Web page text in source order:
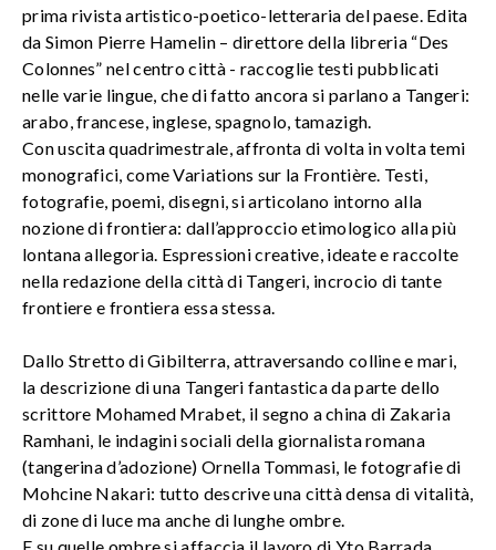
prima rivista artistico-poetico-letteraria del paese. Edita
da Simon Pierre Hamelin – direttore della libreria “Des
Colonnes” nel centro città - raccoglie testi pubblicati
nelle varie lingue, che di fatto ancora si parlano a Tangeri:
arabo, francese, inglese, spagnolo, tamazigh.
Con uscita quadrimestrale, affronta di volta in volta temi
monografici, come Variations sur la Frontière. Testi,
fotografie, poemi, disegni, si articolano intorno alla
nozione di frontiera: dall’approccio etimologico alla più
lontana allegoria. Espressioni creative, ideate e raccolte
nella redazione della città di Tangeri, incrocio di tante
frontiere e frontiera essa stessa.
Dallo Stretto di Gibilterra, attraversando colline e mari,
la descrizione di una Tangeri fantastica da parte dello
scrittore Mohamed Mrabet, il segno a china di Zakaria
Ramhani, le indagini sociali della giornalista romana
(tangerina d’adozione) Ornella Tommasi, le fotografie di
Mohcine Nakari: tutto descrive una città densa di vitalità,
di zone di luce ma anche di lunghe ombre.